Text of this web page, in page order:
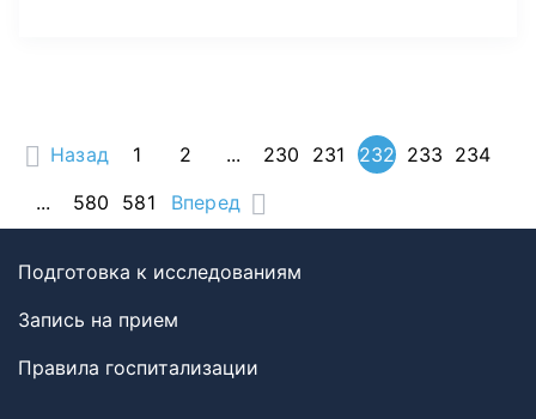
Назад 1 2 ... 230 231 232 233 234
...
580 581 Вперед
Подготовка к исследованиям
Запись на прием
Правила госпитализации